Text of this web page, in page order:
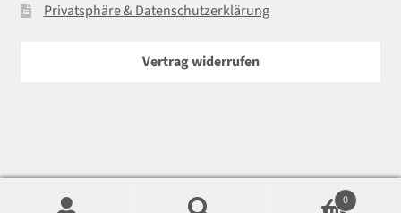
Privatsphäre & Datenschutzerklärung
Vertrag widerrufen
0